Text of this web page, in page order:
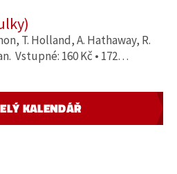
T. Holland, A. Hathaway, R.
Vstupné: 160 Kč • 172…
KALENDÁŘ